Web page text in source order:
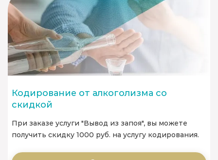
Кодирование от алкоголизма со
скидкой
При заказе услуги "Вывод из запоя", вы можете
получить скидку 1000 руб. на услугу кодирования.